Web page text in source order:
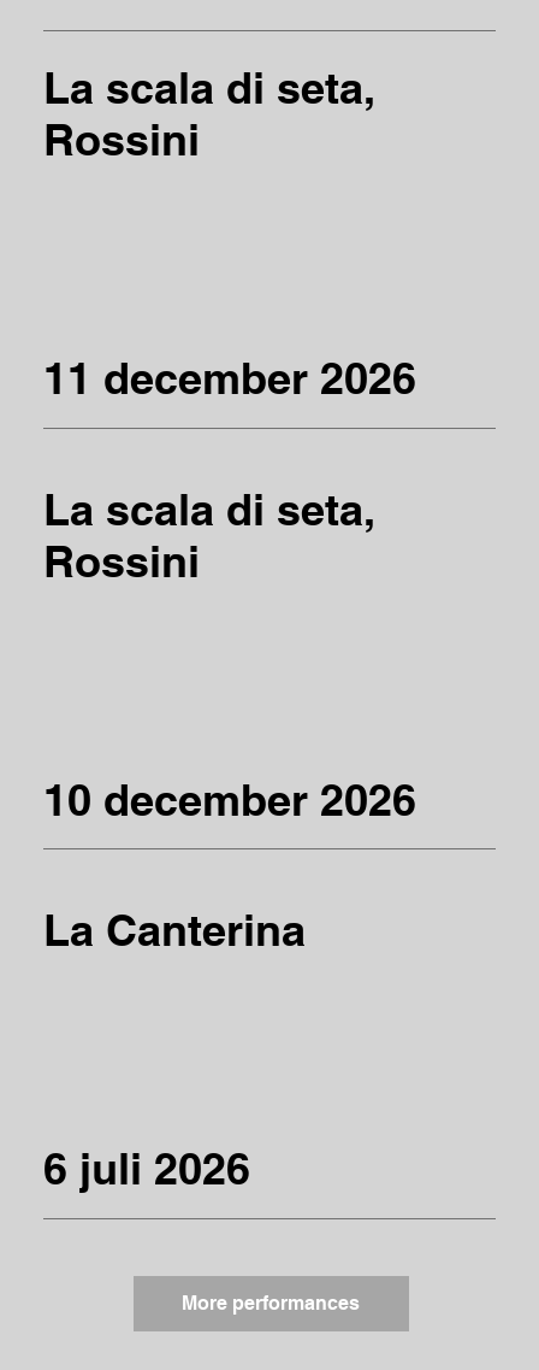
More performances
11 december 2026
La scala di seta,
Rossini
10 december 2026
La scala di seta,
Rossini
6 juli 2026
La Canterina